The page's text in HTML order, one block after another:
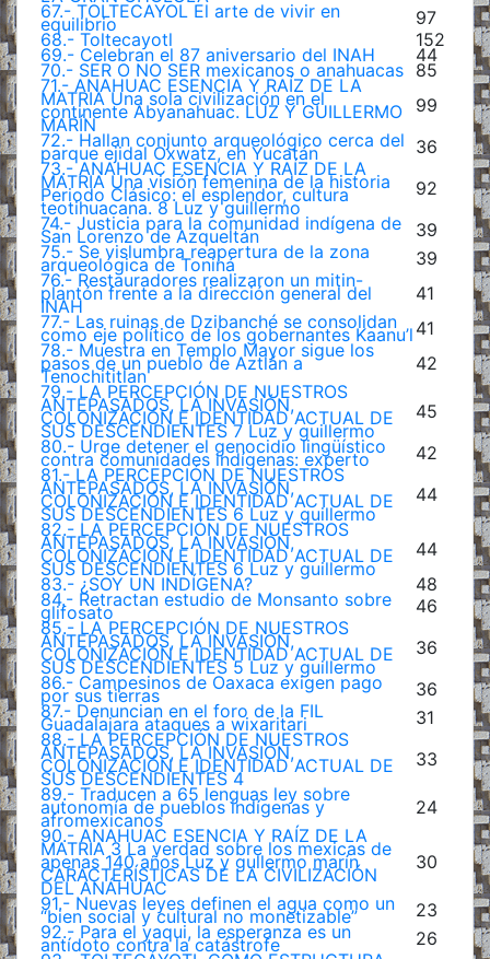
67.- TOLTECAYOL El arte de vivir en
equilibrio
97
68.- Toltecayotl
152
69.- Celebran el 87 aniversario del INAH 44
70.- SER O NO SER mexicanos o anahuacas 85
71.- ANAHUAC ESENCIA Y RAÍZ DE LA
MATRIA Una sola civilización en el
continente Abyanahuac. LUZ Y GUILLERMO
MARÍN
99
72.- Hallan conjunto arqueológico cerca del
parque ejidal Oxwatz, en Yucatán
36
73.- ANAHUAC ESENCIA Y RAÍZ DE LA
MATRIA Una visión femenina de la historia
Periodo Clásico: el esplendor, cultura
teotihuacana. 8 Luz y guillermo
92
74.- Justicia para la comunidad indígena de
San Lorenzo de Azqueltán
39
75.- Se vislumbra reapertura de la zona
arqueológica de Toniná
39
76.- Restauradores realizaron un mitin-
plantón frente a la dirección general del
INAH
41
77.- Las ruinas de Dzibanché se consolidan
como eje político de los gobernantes Kaanu’l 41
78.- Muestra en Templo Mayor sigue los
pasos de un pueblo de Aztlán a
Tenochititlan
42
79.- LA PERCEPCIÓN DE NUESTROS
ANTEPASADOS, LA INVASIÓN,
COLONIZACIÓN E IDENTIDAD ACTUAL DE
SUS DESCENDIENTES 7 Luz y guillermo
45
80.- Urge detener el genocidio lingüístico
contra comunidades indígenas: experto
42
81.- LA PERCEPCIÓN DE NUESTROS
ANTEPASADOS, LA INVASIÓN,
COLONIZACIÓN E IDENTIDAD ACTUAL DE
SUS DESCENDIENTES 6 Luz y guillermo
44
82.- LA PERCEPCIÓN DE NUESTROS
ANTEPASADOS, LA INVASIÓN,
COLONIZACIÓN E IDENTIDAD ACTUAL DE
SUS DESCENDIENTES 6 Luz y guillermo
44
83.- ¿SOY UN INDÍGENA?
48
84.- Retractan estudio de Monsanto sobre
glifosato
46
85.- LA PERCEPCIÓN DE NUESTROS
ANTEPASADOS, LA INVASIÓN,
COLONIZACIÓN E IDENTIDAD ACTUAL DE
SUS DESCENDIENTES 5 Luz y guillermo
36
86.- Campesinos de Oaxaca exigen pago
por sus tierras
36
87.- Denuncian en el foro de la FIL
Guadalajara ataques a wixaritari
31
88.- LA PERCEPCIÓN DE NUESTROS
ANTEPASADOS, LA INVASIÓN,
COLONIZACIÓN E IDENTIDAD ACTUAL DE
SUS DESCENDIENTES 4
33
89.- Traducen a 65 lenguas ley sobre
autonomía de pueblos indígenas y
afromexicanos
24
90.- ANAHUAC ESENCIA Y RAÍZ DE LA
MATRIA 3 La verdad sobre los mexicas de
apenas 140 años Luz y gullermo marín
CARACTERÍSTICAS DE LA CIVILIZACIÓN
DEL ANÁHUAC
30
91.- Nuevas leyes definen el agua como un
“bien social y cultural no monetizable”
23
92.- Para el yaqui, la esperanza es un
antídoto contra la catástrofe
26